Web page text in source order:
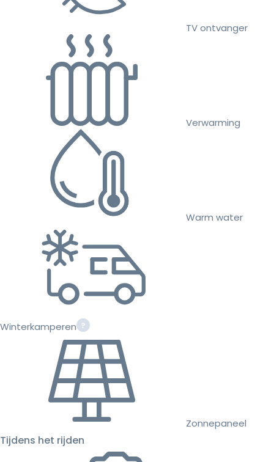
TV ontvanger
Verwarming
Warm water
Winterkamperen
Zonnepaneel
Tijdens het rijden